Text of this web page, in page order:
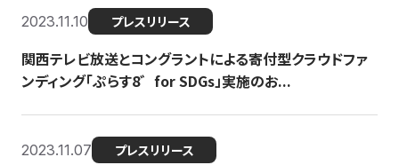
2023.11.10 プレスリリース
関西テレビ放送とコングラントによる寄付型クラウドファ
ンディング「ぷらす8゛for SDGs」実施のお...
2023.11.07 プレスリリース